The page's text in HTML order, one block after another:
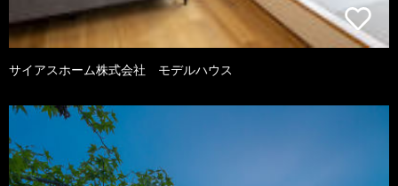
サイアスホーム株式会社 モデルハウス